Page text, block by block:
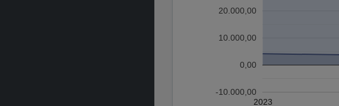
2023
-10.000,00
0,00
10.000,00
20.000,00